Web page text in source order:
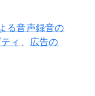
る​音声録音の​
ィ 、 ​広告の​